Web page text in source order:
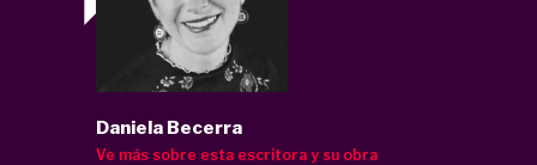
Daniela Becerra
Ve más sobre esta escritora y su obra